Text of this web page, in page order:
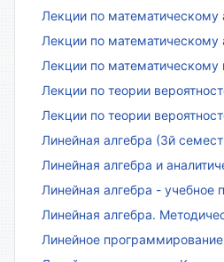
Лекции по математическому
Лекции по математическому
Лекции по
Лекции по теории
Лекции по теории
Линейная алгебра (3й
Линейная алгебра и
Линейная алгебра - учебное
Линейная алгебра.
Линейное программирование